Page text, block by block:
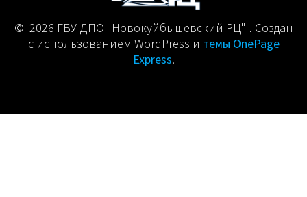
© 2026 ГБУ ДПО "Новокуйбышевский РЦ"". Создан
с использованием WordPress и темы OnePage
Express.